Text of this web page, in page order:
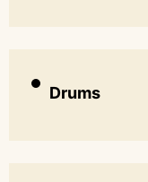
Drums